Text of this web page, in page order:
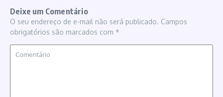
Deixe um Comentário
O seu endereço de e-mail não será publicado. Campos
obrigatórios são marcados com *